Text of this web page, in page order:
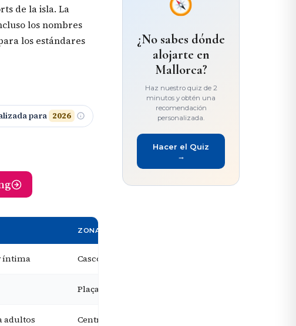
de la isla. La
los nombres
los estándares
para 2026
ZONA
íntima Casco antiguo de Palma
Plaça de Cort, Palma
adultos Centro de Palma
¿No sabes dónde
alojarte en
Mallorca?
Haz nuestro quiz de 2
minutos y obtén una
recomendación
personalizada.
Hacer el Quiz
→